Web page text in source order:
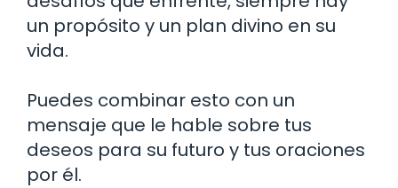
un propósito y un plan divino en su
vida.
Puedes combinar esto con un
mensaje que le hable sobre tus
deseos para su futuro y tus oraciones
por él.